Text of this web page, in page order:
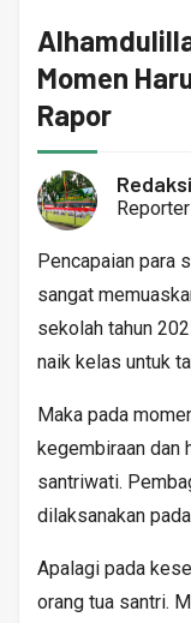
Momen
Rapor
Redaksi
Reporter
Pencapaian para
sangat
sekolah tahun
naik kelas untuk
Maka pada
kegembiraan dan
santriwati.
dilaksanakan
Apalagi pada
orang tua santri.